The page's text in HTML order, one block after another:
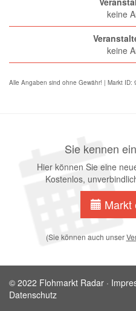
keine
keine
Alle Angaben sind ohne Gewähr! | Markt
Sie kennen
Hier können Sie eine
Kostenlos,
Markt
(Sie können auch unser
© 2022 Flohmarkt Radar ·
Datenschutz